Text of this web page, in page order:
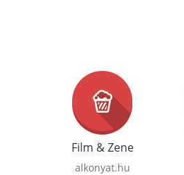
Film & Zene
alkonyat.hu